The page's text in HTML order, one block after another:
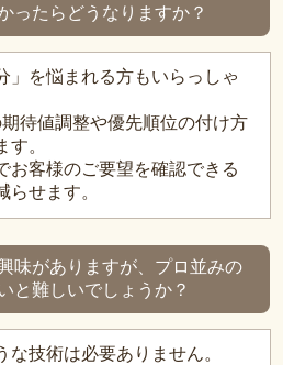
ったらどうなりますか？
」を悩まれる方もいらっしゃ
待値調整や優先順位の付け方
す。
お客様のご要望を確認できる
らせます。
味がありますが、プロ並みの
と難しいでしょうか？
な技術は必要ありません。